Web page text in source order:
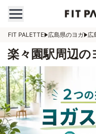
FIT PALETTE 広島県のヨガ 広
楽々園駅周辺